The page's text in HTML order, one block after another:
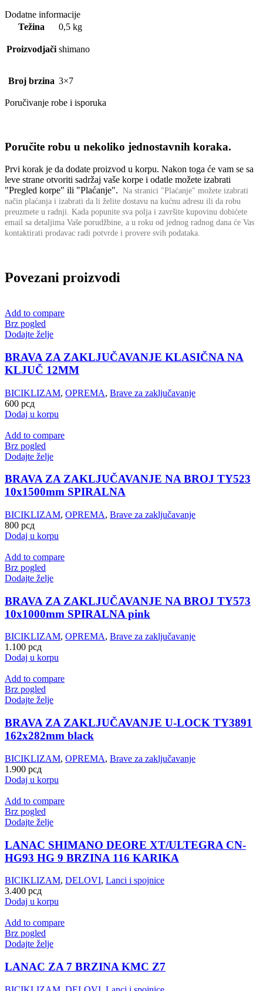
Dodatne informacije
Težina
0,5 kg
Proizvodjači shimano
Broj brzina 3×7
Poručivanje robe i isporuka
Poručite robu u nekoliko jednostavnih koraka.
Prvi korak je da dodate proizvod u korpu. Nakon toga će vam se sa
leve strane otvoriti sadržaj vaše korpe i odatle možete izabrati
"Pregled korpe" ili "Plaćanje". Na stranici "Plaćanje" možete izabrati
način plaćanja i izabrati da li želite dostavu na kućnu adresu ili da robu
preuzmete u radnji. Kada popunite sva polja i završite kupovinu dobićete
email sa detaljima Vaše porudžbine, a u roku od jednog radnog dana će Vas
kontaktirati prodavac radi potvrde i provere svih podataka.
Povezani proizvodi
Add to compare
Brz pogled
Dodajte želje
BRAVA ZA ZAKLJUČAVANJE KLASIČNA NA
KLJUČ 12MM
BICIKLIZAM, OPREMA, Brave za zaključavanje
600 рсд
Dodaj u korpu
Add to compare
Brz pogled
Dodajte želje
BRAVA ZA ZAKLJUČAVANJE NA BROJ TY523
10x1500mm SPIRALNA
BICIKLIZAM, OPREMA, Brave za zaključavanje
800 рсд
Dodaj u korpu
Add to compare
Brz pogled
Dodajte želje
BRAVA ZA ZAKLJUČAVANJE NA BROJ TY573
10x1000mm SPIRALNA pink
BICIKLIZAM, OPREMA, Brave za zaključavanje
1.100 рсд
Dodaj u korpu
Add to compare
Brz pogled
Dodajte želje
BRAVA ZA ZAKLJUČAVANJE U-LOCK TY3891
162x282mm black
BICIKLIZAM, OPREMA, Brave za zaključavanje
1.900 рсд
Dodaj u korpu
Add to compare
Brz pogled
Dodajte želje
LANAC SHIMANO DEORE XT/ULTEGRA CN-
HG93 HG 9 BRZINA 116 KARIKA
BICIKLIZAM, DELOVI, Lanci i spojnice
3.400 рсд
Dodaj u korpu
Add to compare
Brz pogled
Dodajte želje
LANAC ZA 7 BRZINA KMC Z7